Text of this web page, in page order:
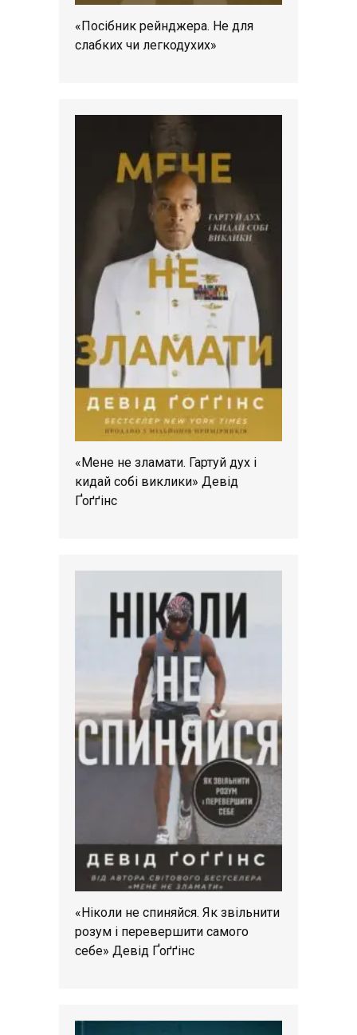
«Посібник рейнджера. Не для
слабких чи легкодухих»
«Мене не зламати. Гартуй дух і
кидай собі виклики» Девід
Ґоґґінс
«Ніколи не спиняйся. Як звільнити
розум і перевершити самого
себе» Девід Ґоґґінс